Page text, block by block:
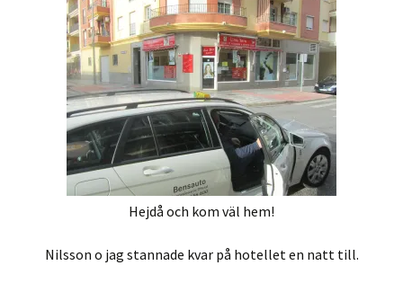
Hejdå och kom väl hem!
Nilsson o jag stannade kvar på hotellet en natt till.